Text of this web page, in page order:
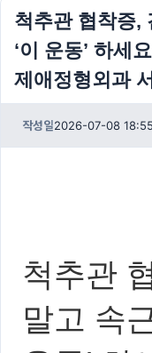
척추관 협착증,
‘이 운동’ 하세
제애정형외과
작성일2026-07-08 18:55
척추관
말고 속